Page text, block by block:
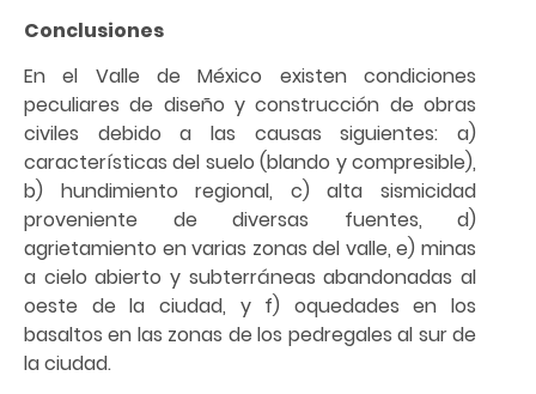
Conclusiones
En el Valle de México existen condiciones
peculiares de diseño y construcción de obras
civiles debido a las causas siguientes: a)
características del suelo (blando y compresible),
b) hundimiento regional, c) alta sismicidad
proveniente de diversas fuentes, d)
agrietamiento en varias zonas del valle, e) minas
a cielo abierto y subterráneas abandonadas al
oeste de la ciudad, y f) oquedades en los
basaltos en las zonas de los pedregales al sur de
la ciudad.